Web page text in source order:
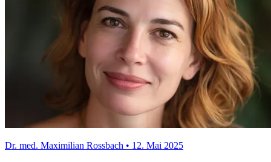
Dr. med. Maximilian Rossbach • 12. Mai 2025